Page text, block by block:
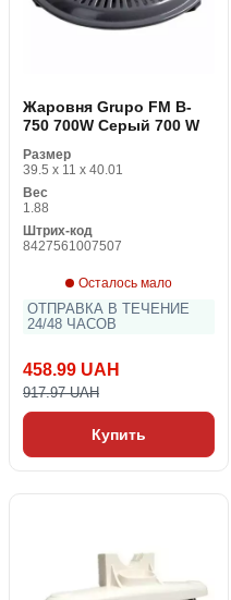
Жаровня Grupo FM B-
750 700W Серый 700 W
Размер
39.5 x 11 x 40.01
Вес
1.88
Штрих-код
8427561007507
Осталось мало
ОТПРАВКА В ТЕЧЕНИЕ
24/48 ЧАСОВ
458.99 UAH
917.97 UAH
Купить